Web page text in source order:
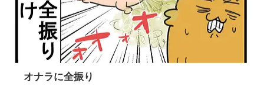
オナラに全振り